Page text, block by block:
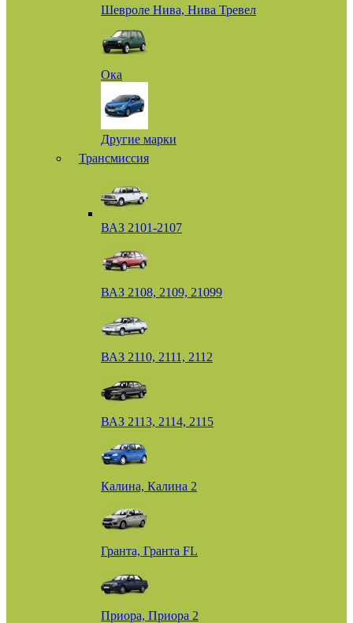
Шевроле Нива, Нива Тревел
Ока
Другие марки
Трансмиссия
ВАЗ 2101-2107
ВАЗ 2108, 2109, 21099
ВАЗ 2110, 2111, 2112
ВАЗ 2113, 2114, 2115
Калина, Калина 2
Гранта, Гранта FL
Приора, Приора 2